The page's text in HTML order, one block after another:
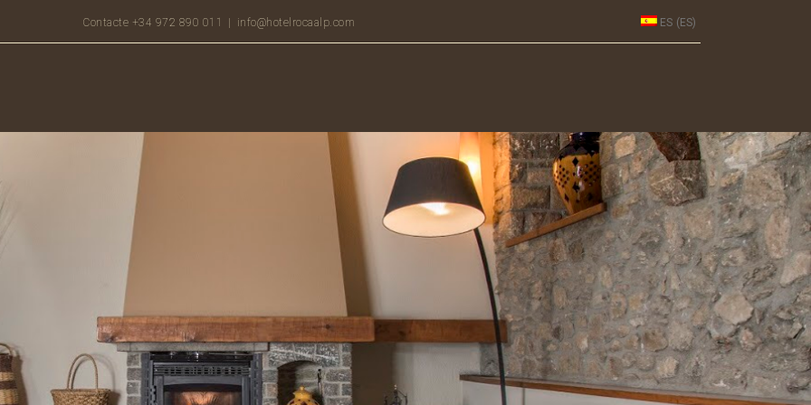
Contacte +34 972 890 011 info@hotelrocaalp.com ES ( ES)